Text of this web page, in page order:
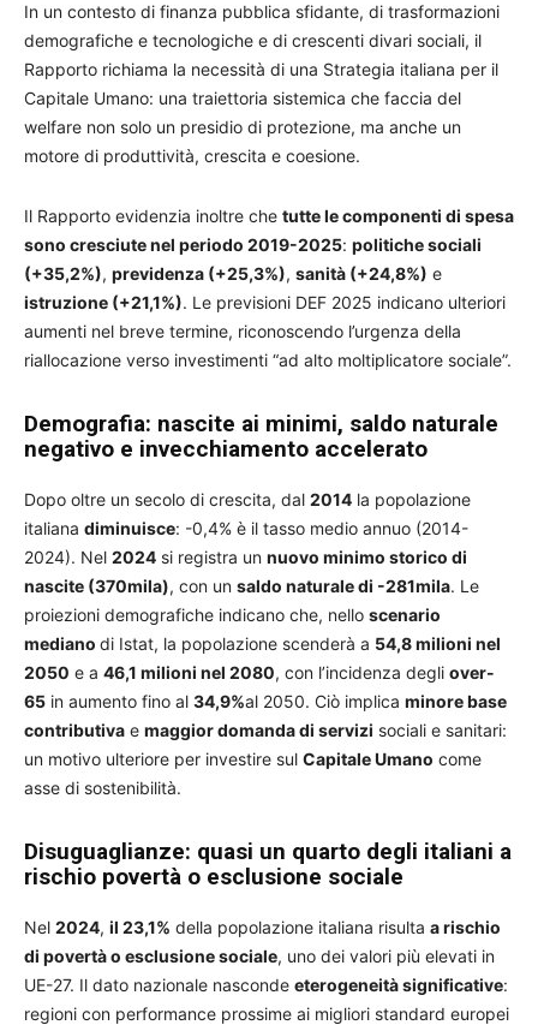
In un contesto di finanza pubblica sfidante, di trasformazioni
demografiche e tecnologiche e di crescenti divari sociali, il
Rapporto richiama la necessità di una Strategia italiana per il
Capitale Umano: una traiettoria sistemica che faccia del
welfare non solo un presidio di protezione, ma anche un
motore di produttività, crescita e coesione.
Il Rapporto evidenzia inoltre che tutte le componenti di spesa
sono cresciute nel periodo 2019-2025: politiche sociali
(+35,2%), previdenza (+25,3%), sanità (+24,8%) e
istruzione (+21,1%). Le previsioni DEF 2025 indicano ulteriori
aumenti nel breve termine, riconoscendo l’urgenza della
riallocazione verso investimenti “ad alto moltiplicatore sociale”.
Demografia: nascite ai minimi, saldo naturale
negativo e invecchiamento accelerato
Dopo oltre un secolo di crescita, dal 2014 la popolazione
italiana diminuisce: -0,4% è il tasso medio annuo (2014-
2024). Nel 2024 si registra un nuovo minimo storico di
nascite (370mila), con un saldo naturale di -281mila. Le
proiezioni demografiche indicano che, nello scenario
mediano di Istat, la popolazione scenderà a 54,8 milioni nel
2050 e a 46,1 milioni nel 2080, con l’incidenza degli over-
65 in aumento fino al 34,9%al 2050. Ciò implica minore base
contributiva e maggior domanda di servizi sociali e sanitari:
un motivo ulteriore per investire sul Capitale Umano come
asse di sostenibilità.
Disuguaglianze: quasi un quarto degli italiani a
rischio povertà o esclusione sociale
Nel 2024, il 23,1% della popolazione italiana risulta a rischio
di povertà o esclusione sociale, uno dei valori più elevati in
UE-27. Il dato nazionale nasconde eterogeneità significative:
regioni con performance prossime ai migliori standard europei